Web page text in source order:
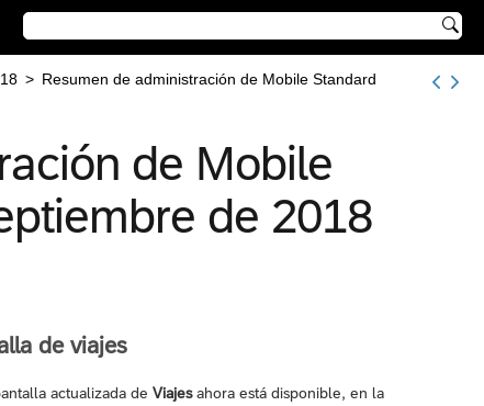

> Resumen de administración de Mobile Standard
de Mobile
de 2018
de viajes
actualizada de Viajesahora está disponible, en la